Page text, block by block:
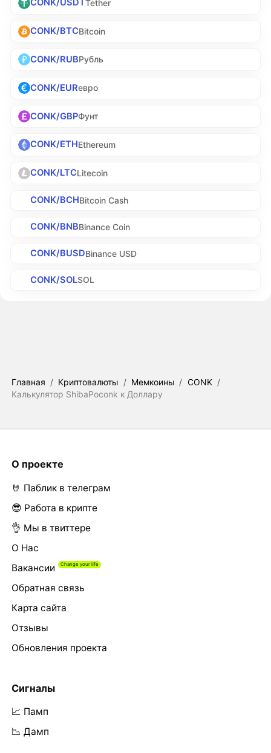
CONK/USDTTether
CONK/BTCBitcoin
CONK/RUBРубль
CONK/EURевро
CONK/GBPФунт
CONK/ETHEthereum
CONK/LTCLitecoin
CONK/BCHBitcoin Cash
CONK/BNBBinance Coin
CONK/BUSDBinance USD
CONK/SOLSOL
Главная / Криптовалюты / Мемкоины / CONK /
Калькулятор ShibaPoconk к Доллару
О проекте
🤘 Паблик в телеграм
😎 Работа в крипте
👌 Мы в твиттере
О Нас
Вакансии
Обратная связь
Карта сайта
Отзывы
Обновления проекта
Сигналы
📈 Памп
📉 Дамп